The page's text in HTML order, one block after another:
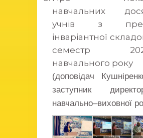
навчальних
учнів з
інваріантної
семестр
навчального року
(доповідач
заступник
навчально–виховної